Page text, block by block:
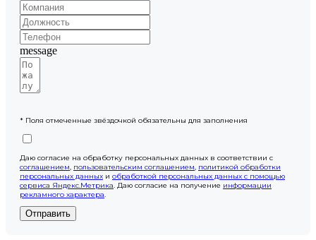
message
* Поля отмеченные звёздочкой обязательны для заполнения
Даю согласие на обработку персональных данных в соответствии с
соглашением, пользовательским соглашением, политикой обработки
персональных данных и обработкой персональных данных с помощью
сервиса Яндекс.Метрика. Даю согласие на получение информации
рекламного характера.
Отправить